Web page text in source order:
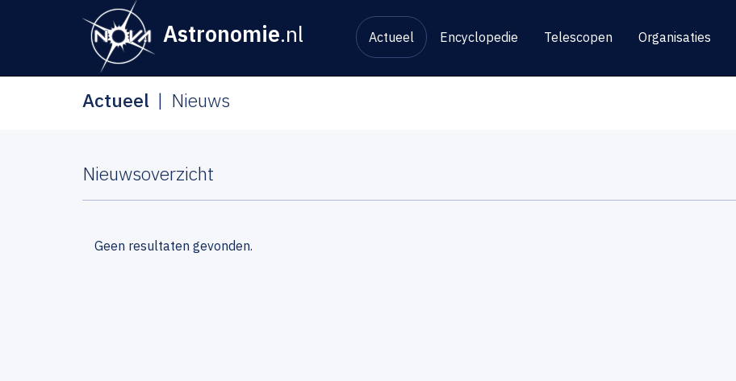
Astronomie.nl Actueel Encyclopedie Telescopen Organisaties
Actueel Nieuws
Nieuwsoverzicht
Geen resultaten gevonden.